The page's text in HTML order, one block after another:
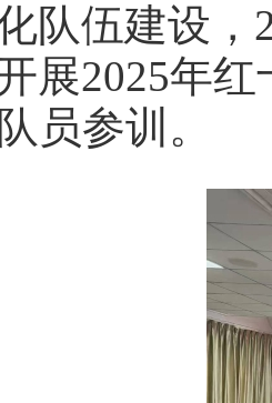
队伍建设
展2025年
员参训。